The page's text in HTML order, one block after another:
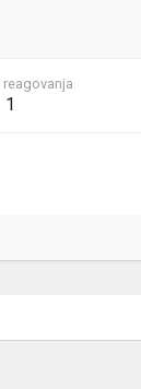
reagovanja
1